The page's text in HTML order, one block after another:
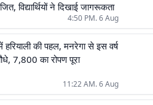
विद्यार्थियों ने दिखाई जागरूकता
4:50 PM. 6 Aug
हरियाली की पहल, मनरेगा से इस वर्ष
7,800 का रोपण पूरा
11:22 AM. 6 Aug